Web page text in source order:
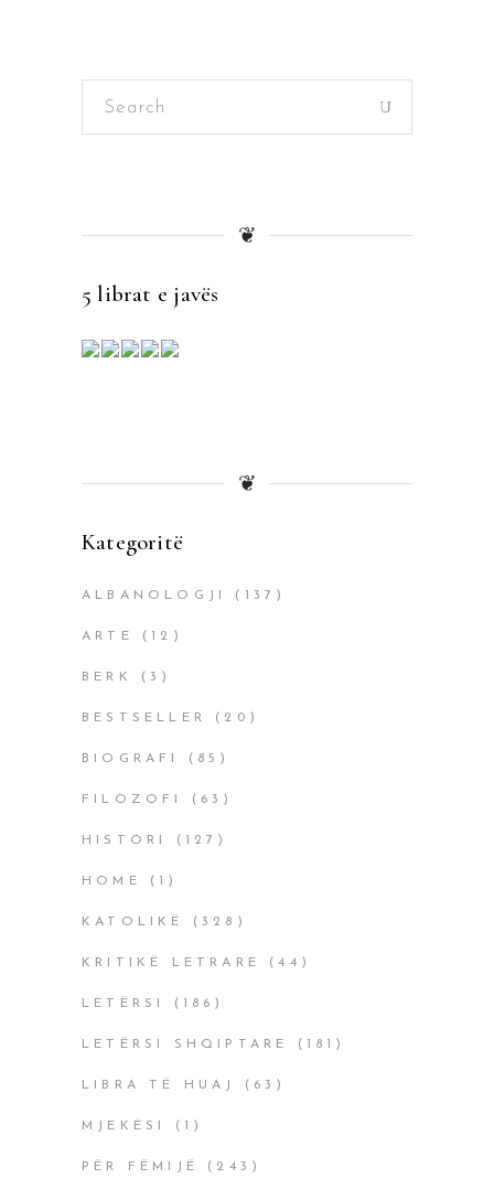
Search
❦
5 librat e javës
❦
Kategoritë
ALBANOLOGJI (137)
ARTE (12)
BERK (3)
BESTSELLER (20)
BIOGRAFI (85)
FILOZOFI (63)
HISTORI (127)
HOME (1)
KATOLIKË (328)
KRITIKË LETRARE (44)
LETËRSI (186)
LETËRSI SHQIPTARE (181)
LIBRA TË HUAJ (63)
MJEKËSI (1)
PËR FËMIJË (243)